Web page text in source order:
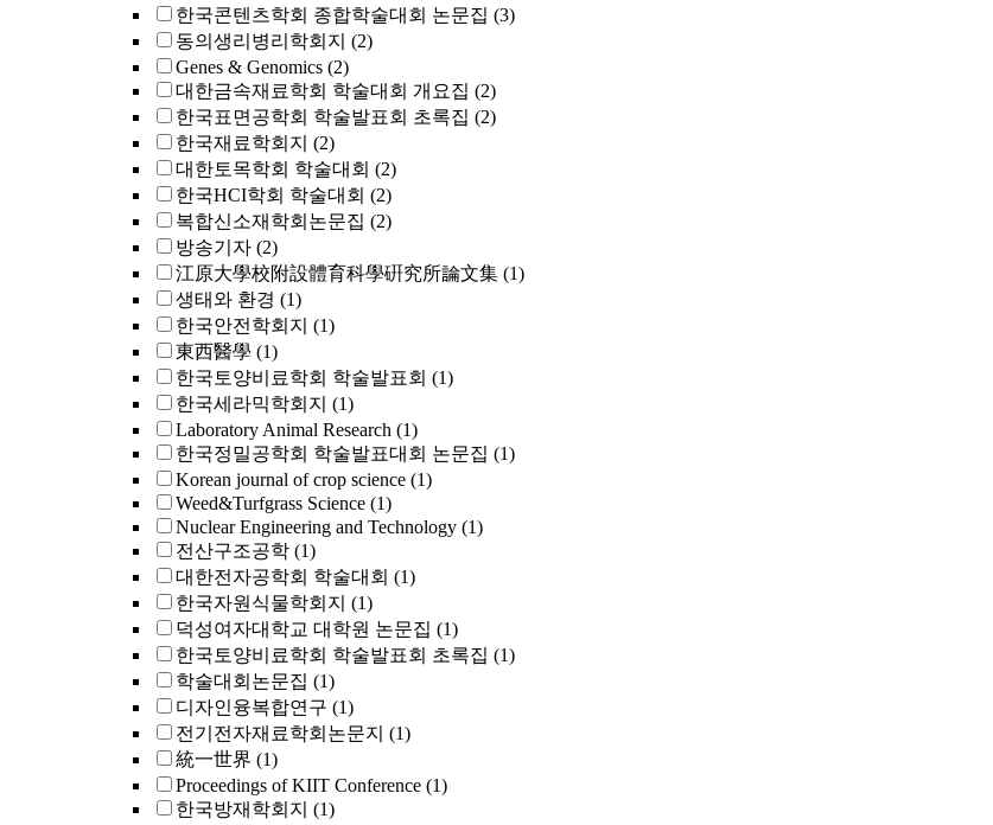
한국콘텐츠학회 종합학술대회 논문집 (3)
동의생리병리학회지 (2)
Genes & Genomics (2)
대한금속재료학회 학술대회 개요집 (2)
한국표면공학회 학술발표회 초록집 (2)
한국재료학회지 (2)
대한토목학회 학술대회 (2)
한국HCI학회 학술대회 (2)
복합신소재학회논문집 (2)
방송기자 (2)
江原大學校附設體育科學硏究所論文集 (1)
생태와 환경 (1)
한국안전학회지 (1)
東西醫學 (1)
한국토양비료학회 학술발표회 (1)
한국세라믹학회지 (1)
Laboratory Animal Research (1)
한국정밀공학회 학술발표대회 논문집 (1)
Korean journal of crop science (1)
Weed&Turfgrass Science (1)
Nuclear Engineering and Technology (1)
전산구조공학 (1)
대한전자공학회 학술대회 (1)
한국자원식물학회지 (1)
덕성여자대학교 대학원 논문집 (1)
한국토양비료학회 학술발표회 초록집 (1)
학술대회논문집 (1)
디자인융복합연구 (1)
전기전자재료학회논문지 (1)
統一世界 (1)
Proceedings of KIIT Conference (1)
한국방재학회지 (1)